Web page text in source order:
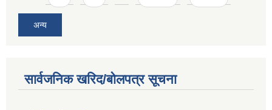
अन्य
सार्वजनिक खरिद/बोलपत्र सूचना